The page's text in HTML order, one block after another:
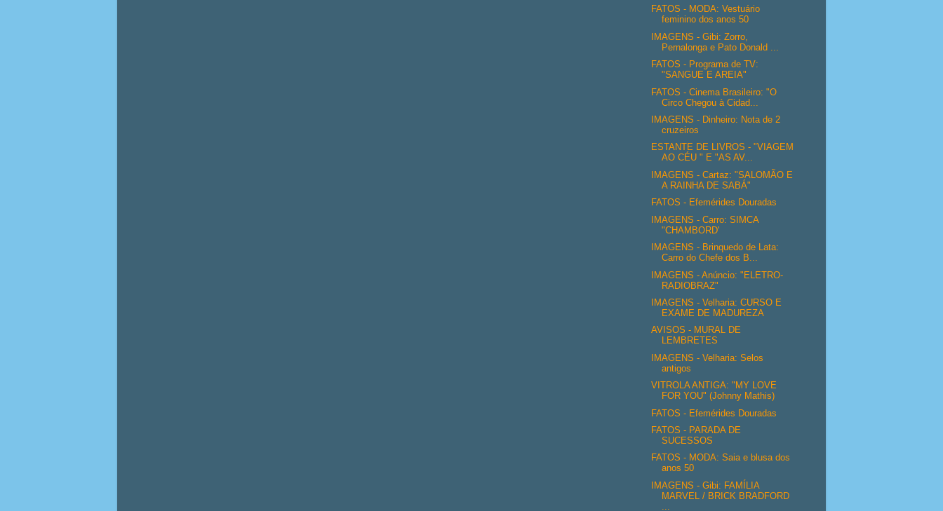
FATOS - MODA: Vestuário
feminino dos anos 50
IMAGENS - Gibi: Zorro,
Pernalonga e Pato Donald ...
FATOS - Programa de TV:
"SANGUE E AREIA"
FATOS - Cinema Brasileiro: "O
Circo Chegou à Cidad...
IMAGENS - Dinheiro: Nota de 2
cruzeiros
ESTANTE DE LIVROS - "VIAGEM
AO CÉU " E "AS AV...
IMAGENS - Cartaz: "SALOMÃO E
A RAINHA DE SABÁ"
FATOS - Efemérides Douradas
IMAGENS - Carro: SIMCA
"CHAMBORD'
IMAGENS - Brinquedo de Lata:
Carro do Chefe dos B...
IMAGENS - Anúncio: "ELETRO-
RADIOBRAZ"
IMAGENS - Velharia: CURSO E
EXAME DE MADUREZA
AVISOS - MURAL DE
LEMBRETES
IMAGENS - Velharia: Selos
antigos
VITROLA ANTIGA: "MY LOVE
FOR YOU" (Johnny Mathis)
FATOS - Efemérides Douradas
FATOS - PARADA DE
SUCESSOS
FATOS - MODA: Saia e blusa dos
anos 50
IMAGENS - Gibi: FAMÍLIA
MARVEL / BRICK BRADFORD
...